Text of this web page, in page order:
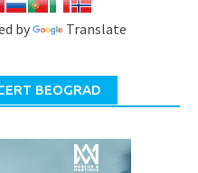
by Translate
BEOGRAD